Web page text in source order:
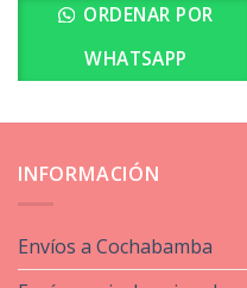
ORDENAR POR
WHATSAPP
INFORMACIÓN
Envíos a Cochabamba